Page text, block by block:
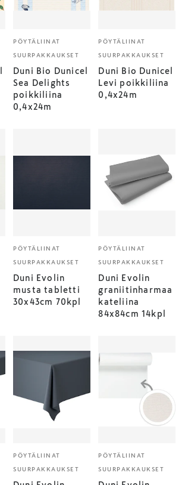
PÖYTÄLIINAT
SUURPAKKAUKSET
Duni Bio Dunicel
Sea Delights
poikkiliina
0,4x24m
PÖYTÄLIINAT
SUURPAKKAUKSET
Duni Bio Dunicel
Levi poikkiliina
0,4x24m
PÖYTÄLIINAT
SUURPAKKAUKSET
Duni Evolin
musta tabletti
30x43cm 70kpl
PÖYTÄLIINAT
SUURPAKKAUKSET
Duni Evolin
graniitinharmaa
kateliina
84x84cm 14kpl
PÖYTÄLIINAT
SUURPAKKAUKSET
PÖYTÄLIINAT
SUURPAKKAUKSET